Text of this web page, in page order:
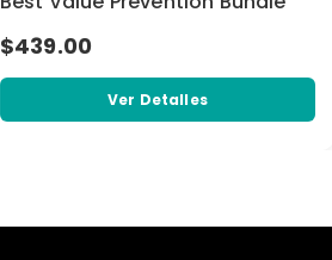
$439.00
Ver Detalles